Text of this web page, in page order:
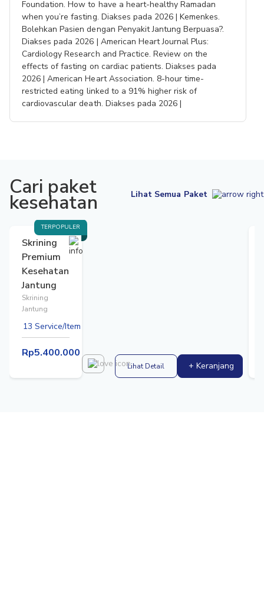
Foundation. How to have a heart-healthy Ramadan
when you’re fasting. Diakses pada 2026 | Kemenkes.
Bolehkan Pasien dengan Penyakit Jantung Berpuasa?.
Diakses pada 2026 | American Heart Journal Plus:
Cardiology Research and Practice. Review on the
effects of fasting on cardiac patients. Diakses pada
2026 | American Heart Association. 8-hour time-
restricted eating linked to a 91% higher risk of
cardiovascular death. Diakses pada 2026 |
Cari paket
kesehatan Lihat Semua Paket
TERPOPULER
Skrining
Premium
Kesehatan
Jantung
Skrining
Jantung
13 Service/Item
Rp5.400.000
Lihat Detail + Keranjang